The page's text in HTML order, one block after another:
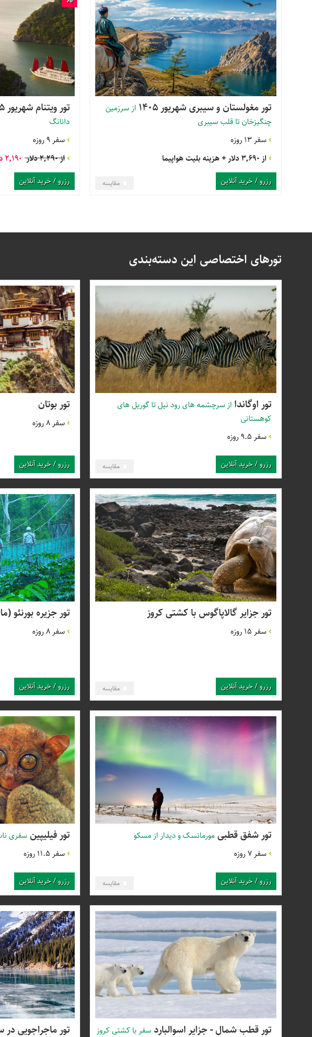
تور مغولستان و سیبری شهریور 1405
از سرزمین
چنگیزخان تا قلب سیبری
سفر 13 روزه
از 3,690 دلار
+ هزینه بلیت هواپیما
مقایسه رزرو / خرید آنلاین
تور ویتنام شهریور 1405
دانانگ
سفر 9 روزه
از 2,290 دلار
2,190 دلار
رزرو / خرید آنلاین
تورهای اختصاصی این دسته‌بندی
تور اوگاندا از سرچشمه های رود نیل تا گوریل های
کوهستانی
سفر 9.5 روزه
مقایسه رزرو / خرید آنلاین
تور بوتان
سفر 8 روزه
رزرو / خرید آنلاین
تور جزایر گالاپاگوس با کشتی کروز
سفر 15 روزه
مقایسه رزرو / خرید آنلاین
تور جزیره بورنئو
سفر 8 روزه
رزرو / خرید آنلاین
تور شفق قطبی مورمانسک و دیدار از مسکو
سفر 7 روزه
مقایسه رزرو / خرید آنلاین
تور فیلیپین سفری‌
سفر 11.5 روزه
رزرو / خرید آنلاین
تور قطب شمال - جزایر اسوالبارد سفر با کشتی کروز تور ماجراجویی در